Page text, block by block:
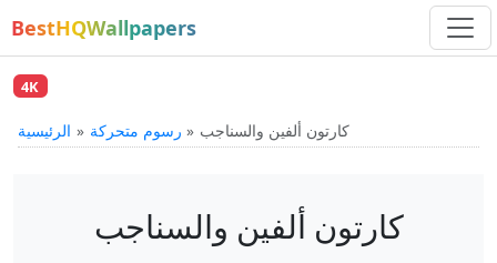
BestHQWallpapers
4K
الرئيسية رسوم متحركة كارتون ألفين والسناجب
كارتون ألفين والسناجب